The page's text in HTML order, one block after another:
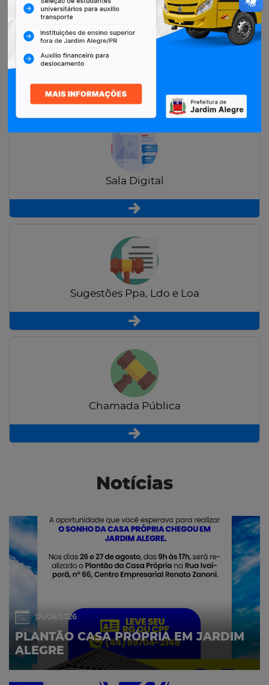
Restituição de Contribuintes
Sala Digital
Sugestões Ppa, Ldo e Loa
Chamada Pública
Notícias
05/08/2026
PLANTÃO CASA PRÓPRIA EM JARDIM
ALEGRE